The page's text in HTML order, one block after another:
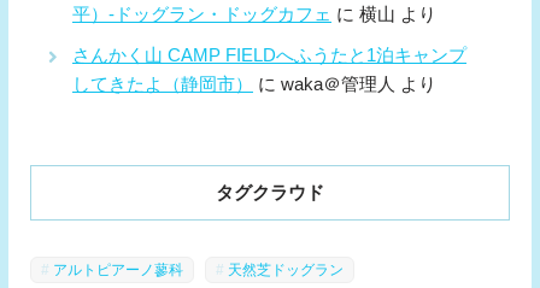
平）-ドッグラン・ドッグカフェ に 横山 より
さんかく山 CAMP FIELDへふうたと1泊キャンプ
してきたよ（静岡市）
に waka＠管理人 より
タグクラウド
アルトピアーノ蓼科 天然芝ドッグラン